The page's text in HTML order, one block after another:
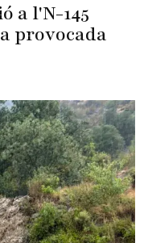
a l'N-145
provocada